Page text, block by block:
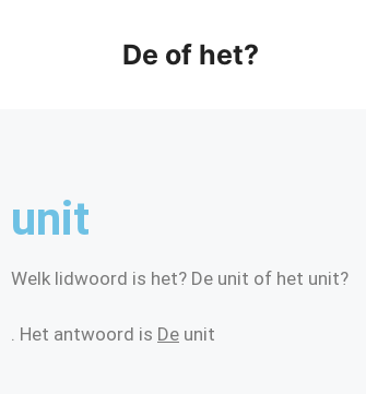
De of het?
unit
Welk lidwoord is het? De unit of het unit?
. Het antwoord is De unit